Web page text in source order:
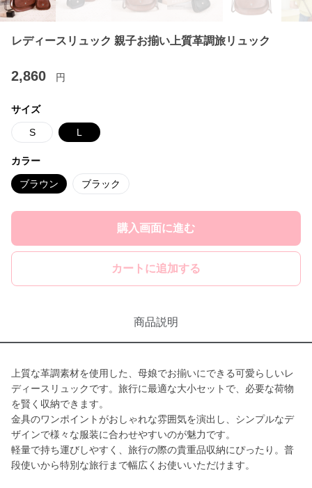
レディースリュック 親子お揃い上質革調旅リュック
2,860 円
サイズ
S L
カラー
ブラウン ブラック
購入画面に進む
カートに追加する
商品説明
上質な革調素材を使用した、母娘でお揃いにできる可愛らしいレ
ディースリュックです。旅行に最適な大小セットで、必要な荷物
を賢く収納できます。
金具のワンポイントがおしゃれな雰囲気を演出し、シンプルなデ
ザインで様々な服装に合わせやすいのが魅力です。
軽量で持ち運びしやすく、旅行の際の貴重品収納にぴったり。普
段使いから特別な旅行まで幅広くお使いいただけます。